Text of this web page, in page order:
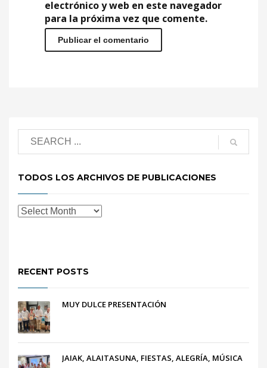
electrónico y web en este navegador
para la próxima vez que comente.
TODOS LOS ARCHIVOS DE PUBLICACIONES
RECENT POSTS
MUY DULCE PRESENTACIÓN
JAIAK, ALAITASUNA, FIESTAS, ALEGRÍA, MÚSICA